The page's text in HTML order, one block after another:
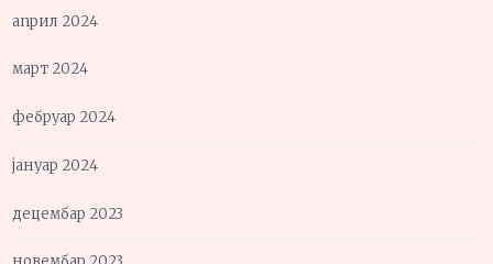
април 2024
март 2024
фебруар 2024
јануар 2024
децембар 2023